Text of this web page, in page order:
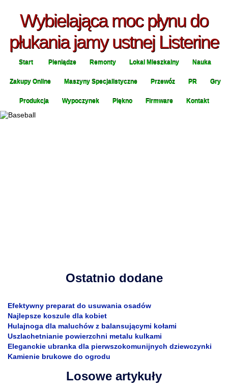
Wybielająca moc płynu do
płukania jamy ustnej Listerine
Start Pieniądze Remonty Lokal Mieszkalny Nauka
Zakupy Online Maszyny Specjalistyczne Przewóz PR Gry
Produkcja Wypoczynek Piękno Firmware Kontakt
Ostatnio dodane
Efektywny preparat do usuwania osadów
Najlepsze koszule dla kobiet
Hulajnoga dla maluchów z balansującymi kołami
Uszlachetnianie powierzchni metalu kulkami
Eleganckie ubranka dla pierwszokomunijnych dziewczynki
Kamienie brukowe do ogrodu
Losowe artykuły